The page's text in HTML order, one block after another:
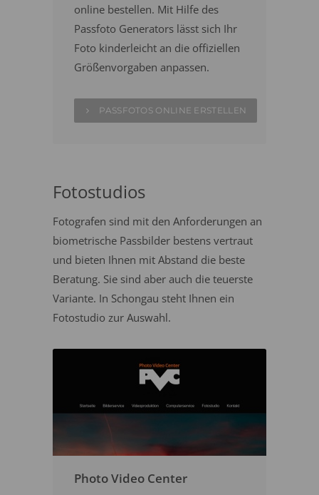
online bestellen. Mit Hilfe des
Passfoto Generators lässt sich Ihr
Foto kinderleicht an die offiziellen
Größenvorgaben anpassen.
PASSFOTOS ONLINE ERSTELLEN
Fotostudios
Fotografen sind mit den Anforderungen an
biometrische Passbilder bestens vertraut
und bieten Ihnen mit Abstand die beste
Beratung. Sie sind aber auch die teuerste
Variante. In Schongau steht Ihnen ein
Fotostudio zur Auswahl.
Photo Video Center